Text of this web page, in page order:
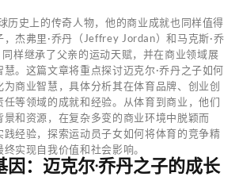
历史上的传奇人物，他的商业成就也同样值得
杰弗里·乔丹（Jeffrey Jordan）和马克斯·乔
样继承了父亲的运动天赋，并在商业领域展
。这篇文章将重点探讨迈克尔·乔丹之子如何
为商业智慧，具体分析其在体育品牌、创业创
等领域的成就和经验。从体育到商业，他们
和资源，在复杂多变的商业环境中脱颖而
践经验，探索运动员子女如何将体育的竞争精
实现自我价值和社会影响。
因：迈克尔·乔丹之子的成长